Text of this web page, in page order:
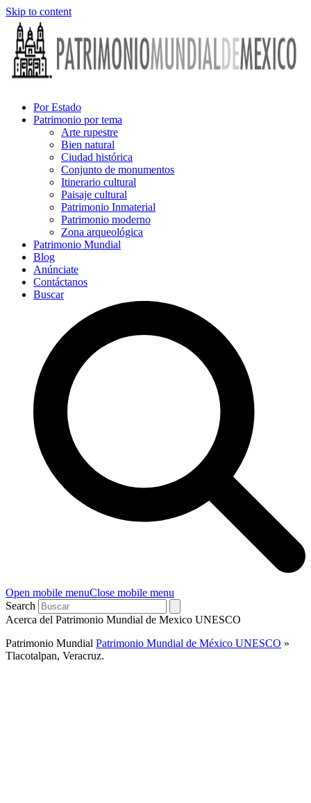
Skip to content
Por Estado
Patrimonio por tema
Arte rupestre
Bien natural
Ciudad histórica
Conjunto de monumentos
Itinerario cultural
Paisaje cultural
Patrimonio Inmaterial
Patrimonio moderno
Zona arqueológica
Patrimonio Mundial
Blog
Anúnciate
Contáctanos
Buscar
Open mobile menuClose mobile menu
Search
Acerca del Patrimonio Mundial de Mexico UNESCO
Patrimonio Mundial Patrimonio Mundial de México UNESCO »
Tlacotalpan, Veracruz.